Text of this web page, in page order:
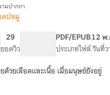
เรื่อง
ศาสตร์
มปากกา
คปหมู
29
ยอดวิว
PDF/EPUB
ประเภทไฟล์
12 พ
วันที่ว
วยเลือดและเนื้อ เมื่อมนุษย์ยังอยู่